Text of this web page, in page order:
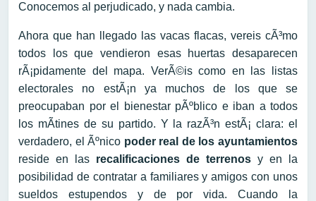
Conocemos al perjudicado, y nada cambia.
Ahora que han llegado las vacas flacas, vereis cÃ³mo
todos los que vendieron esas huertas desaparecen
rÃ¡pidamente del mapa. VerÃ©is como en las listas
electorales no estÃ¡n ya muchos de los que se
preocupaban por el bienestar pÃºblico e iban a todos
los mÃ­tines de su partido. Y la razÃ³n estÃ¡ clara: el
verdadero, el Ãºnico poder real de los ayuntamientos
reside en las recalificaciones de terrenos y en la
posibilidad de contratar a familiares y amigos con unos
sueldos estupendos y de por vida. Cuando la